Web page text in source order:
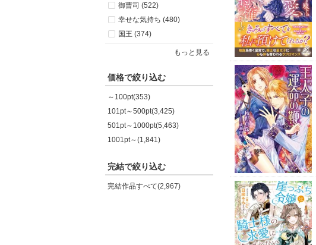
御曹司 (522)
幸せな気持ち (480)
国王 (374)
もっと見る
価格で絞り込む
～100pt(353)
101pt～500pt(3,425)
501pt～1000pt(5,463)
1001pt～(1,841)
完結で絞り込む
完結作品すべて(2,967)